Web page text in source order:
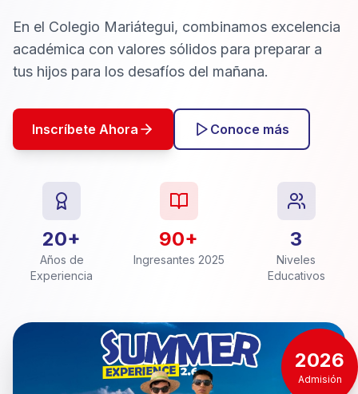
En el Colegio Mariátegui, combinamos excelencia
académica con valores sólidos para preparar a
tus hijos para los desafíos del mañana.
Inscríbete Ahora Conoce más
20+
Años de
Experiencia
90+
Ingresantes 2025
3
Niveles
Educativos
2026
Admisión